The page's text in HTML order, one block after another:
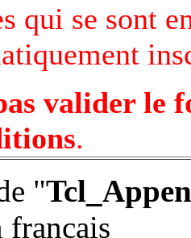
qui se sont
valider le
.
"
français